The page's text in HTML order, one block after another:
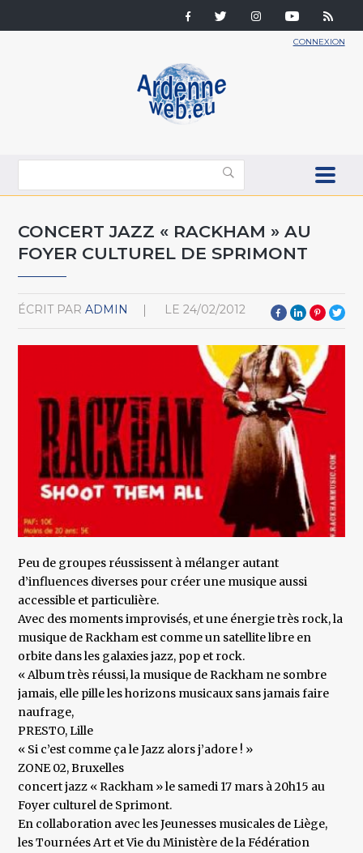
CONNEXION
CONCERT JAZZ « RACKHAM » AU
FOYER CULTUREL DE SPRIMONT
ÉCRIT PAR ADMIN LE 24/02/2012
Peu de groupes réussissent à mélanger autant
d’influences diverses pour créer une musique aussi
accessible et particulière.
Avec des moments improvisés, et une énergie très rock, la
musique de Rackham est comme un satellite libre en
orbite dans les galaxies jazz, pop et rock.
« Album très réussi, la musique de Rackham ne sombre
jamais, elle pille les horizons musicaux sans jamais faire
naufrage,
PRESTO, Lille
« Si c’est comme ça le Jazz alors j’adore ! »
ZONE 02, Bruxelles
concert jazz « Rackham » le samedi 17 mars à 20h15 au
Foyer culturel de Sprimont.
En collaboration avec les Jeunesses musicales de Liège,
les Tournées Art et Vie du Ministère de la Fédération